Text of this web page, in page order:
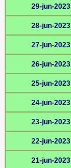
29-jun-2023
28-jun-2023
27-jun-2023
26-jun-2023
25-jun-2023
24-jun-2023
23-jun-2023
22-jun-2023
21-jun-2023